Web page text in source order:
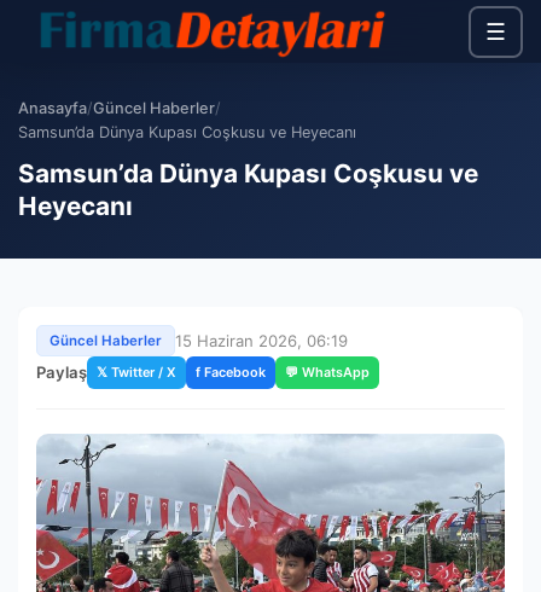
☰
Anasayfa/Güncel Haberler/
Samsun’da Dünya Kupası Coşkusu ve Heyecanı
Samsun’da Dünya Kupası Coşkusu ve
Heyecanı
Güncel Haberler
15 Haziran 2026, 06:19
Paylaş 𝕏 Twitter / X f Facebook 💬 WhatsApp